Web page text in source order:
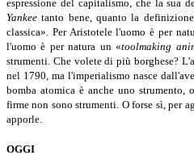
espressione del capitalismo, che la sua
Yankeetanto bene, quanto la
classica». Per Aristotele l'uomo è per
l'uomo è per natura un «toolmaking
strumenti. Che volete di più borghese?
nel 1790, ma l'imperialismo nasce
bomba atomica è anche uno
firme non sono strumenti. O forse sì, per
apporle.
OGGI